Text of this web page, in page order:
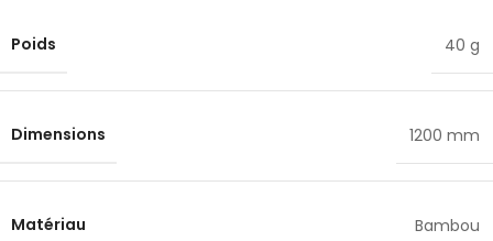
Poids 40 g
Dimensions 1200 mm
Matériau Bambou